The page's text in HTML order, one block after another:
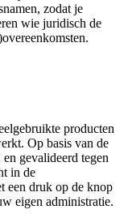
zodat je
wie juridisch de
producten
Op basis van de
gevalideerd tegen
in de
een druk op de knop
eigen administratie.